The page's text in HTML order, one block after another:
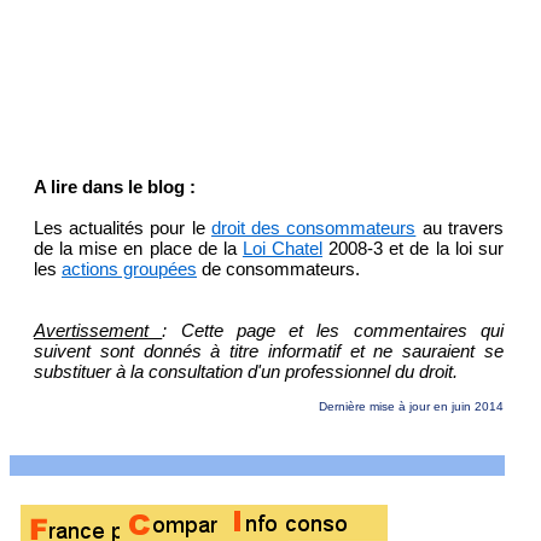
A lire dans le blog :
Les actualités pour le droit des consommateurs au travers
de la mise en place de la Loi Chatel 2008-3 et de la loi sur
les actions groupées de consommateurs.
Avertissement: Cette page et les commentaires qui
suivent sont donnés à titre informatif et ne sauraient se
substituer à la consultation d'un professionnel du droit.
Dernière mise à jour en juin 2014